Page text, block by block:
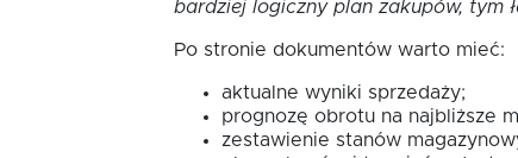
bardziej logiczny plan zakupów, tym
Po stronie dokumentów warto mieć:
aktualne wyniki sprzedaży;
prognozę obrotu na najbliższe
zestawienie stanów